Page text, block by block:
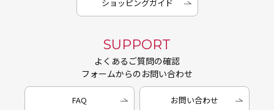
ショッピングガイド
SUPPORT
よくあるご質問の確認
フォームからのお問い合わせ
FAQ お問い合わせ